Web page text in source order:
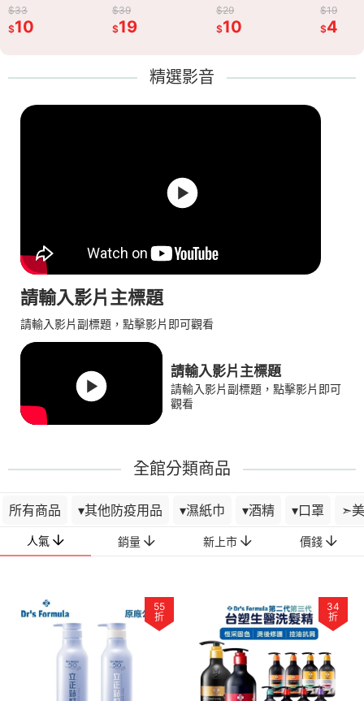
淨新衛生紙 原生木
漿衛生紙 柔拭紙巾
$33
$10
型海綿 可重複用海
綿 海綿擦 柔軟海
【CC0446】
$39
$19
捕蠅板 捕蠅器 黏
蟲板 黏蠅板 蒼蠅
$29
$10
字 螺絲
絲刀 多
$19
$4
原生木
拭紙巾
型海綿 可重複用海
綿 海綿擦 柔軟海
捕蠅板 捕蠅器 黏
蟲板 黏蠅板 蒼蠅
【JJ0972】
字 螺絲刀 便攜螺
絲刀 多功能螺絲刀
精選影音
請輸入影片主標題
請輸入影片副標題，點擊影片即可觀看
請輸入影片主標題
請輸入影片副標題，點擊影片即可
觀看
全館分類商品
所有商品 ▾其他防疫用品 ▾濕紙巾 ▾酒精 ▾口罩 ➣
人氣 銷量 新上市 價錢
55
折
34
折